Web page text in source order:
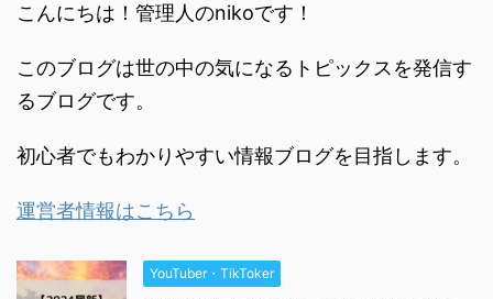
こんにちは！管理人のnikoです！
このブログは世の中の気になるトピックスを発信す
るブログです。
初心者でもわかりやすい情報ブログを目指します。
運営者情報はこちら
YouTuber・TikToker